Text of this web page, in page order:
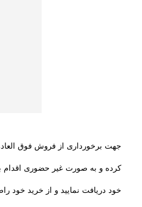
جهت برخورداری از فروش فوق
کرده و به صورت غیر حضوری اقدام
خود دریافت نمایید و از خرید خود